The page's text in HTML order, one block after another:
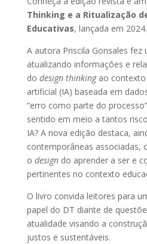
Thinking e a Ritualização
Educativas, lançada em 2024.
A autora Priscila Gonsales fez
atualizando informações e
do design thinkingao contexto
artificial (IA) baseada em
“erro como parte do
sentido em meio a tantos
IA? A nova edição destaca,
contemporâneas associadas,
o designdo aprender a ser e
pertinentes no contexto
O livro convida leitores para
papel do DT diante de
atualidade visando a
justos e sustentáveis.